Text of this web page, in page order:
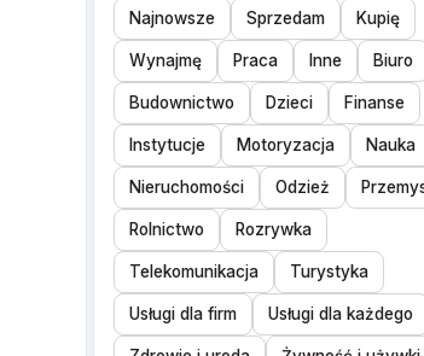
Najnowsze Sprzedam Kupię
Wynajmę Praca Inne Biuro
Budownictwo Dzieci Finanse
Instytucje Motoryzacja Nauka
Nieruchomości Odzież
Rolnictwo Rozrywka
Telekomunikacja Turystyka
Usługi dla firm Usługi dla każdego